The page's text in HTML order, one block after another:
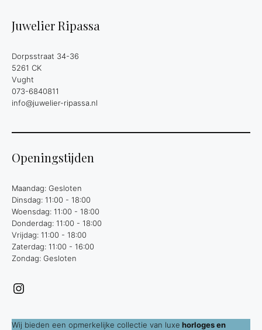
Juwelier Ripassa
Dorpsstraat 34-36
5261 CK
Vught
073-6840811
info@juwelier-ripassa.nl
Openingstijden
Maandag: Gesloten
Dinsdag: 11:00 - 18:00
Woensdag: 11:00 - 18:00
Donderdag: 11:00 - 18:00
Vrijdag: 11:00 - 18:00
Zaterdag: 11:00 - 16:00
Zondag: Gesloten
Instagram
Wij bieden een opmerkelijke collectie van luxe horloges en